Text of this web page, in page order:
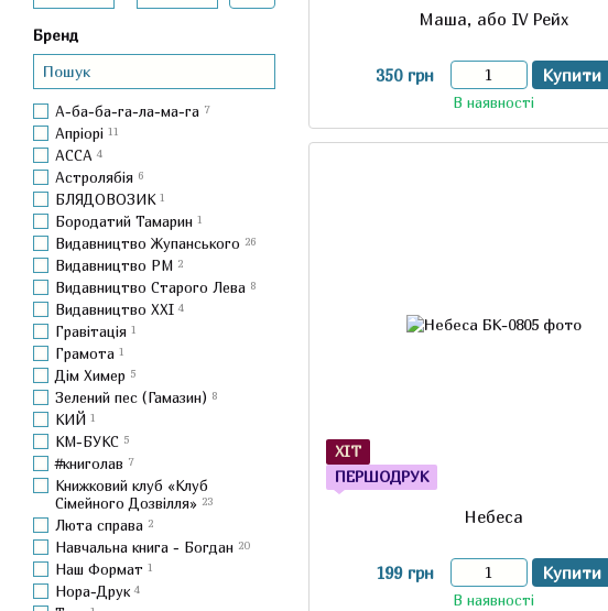
Маша, або ІV Рейх
350 грн Купити
В наявності
ХІТ
ПЕРШОДРУК
Небеса
199 грн Купити
В наявності
Бренд
А-ба-ба-га-ла-ма-га 7
Апріорі 11
АССА 4
Астролябія 6
БЛЯДОВОЗИК 1
Бородатий Тамарин 1
Видавництво Жупанського 26
Видавництво РМ 2
Видавництво Старого Лева 8
Видавництво ХХІ 4
Гравітація 1
Грамота 1
Дім Химер 5
Зелений пес (Гамазин) 8
КИЙ 1
КМ-БУКС 5
#книголав 7
Книжковий клуб «Клуб
Сімейного Дозвілля» 23
Люта справа 2
Навчальна книга - Богдан 20
Наш Формат 1
Нора-Друк 4